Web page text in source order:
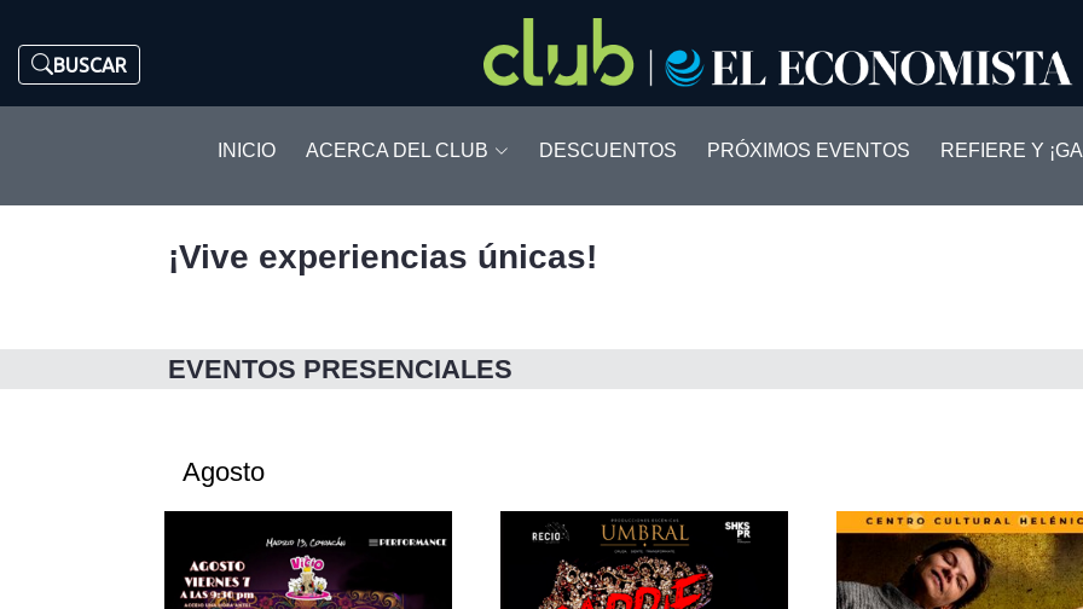
BUSCAR
INICIO ACERCA DEL CLUB DESCUENTOS PRÓXIMOS EVENTOS REFIERE Y
¡Vive experiencias únicas!
EVENTOS PRESENCIALES
Agosto